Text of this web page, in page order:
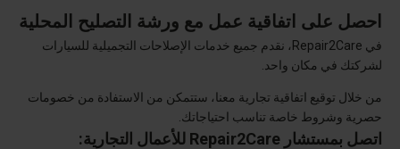
احصل على اتفاقية عمل مع ورشة التصليح المحلية
في Repair2Care، نقدم جميع خدمات الإصلاحات التجميلية للسيارات
لشركتك في مكان واحد.
من خلال توقيع اتفاقية تجارية معنا، ستتمكن من الاستفادة من خصومات
حصرية وشروط خاصة تناسب احتياجاتك.
اتصل بمستشار Repair2Care للأعمال التجارية: